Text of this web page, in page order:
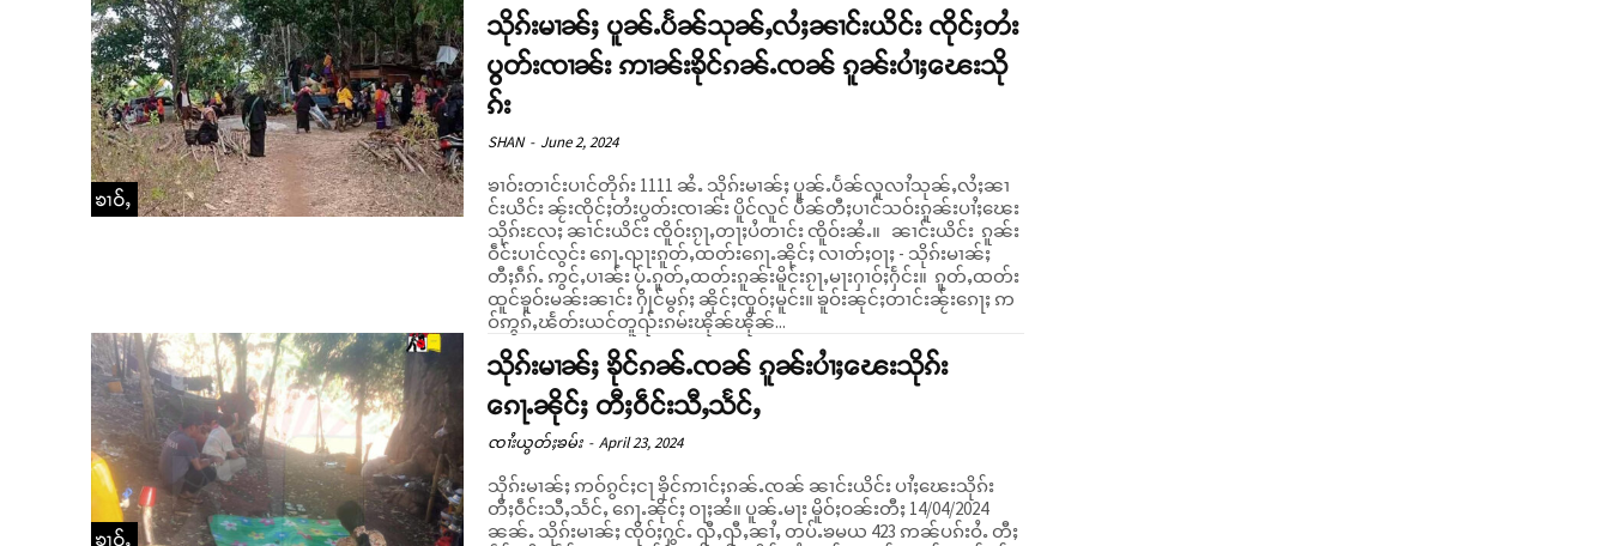
ၶၢဝ်ႇ
သိုၵ်းမၢၼ်ႈ ပူၼ်ႉပႅၼ်သုၼ်ႇလႆႈၼၢင်းယိင်း ၸိုင်ႈတႆး
ပွတ်းၸၢၼ်း ဢၢၼ်းၶိုင်ၵၼ်ႉၸၼ် ၵူၼ်းပၢႆႈၽေးသို
ၵ်း
SHAN - June 2, 2024
ၶၢဝ်းတၢင်းပၢင်တိုၵ်း 1111 ၼႆႉ သိုၵ်းမၢၼ်ႈ ပူၼ်ႉပႅၼ်လူလၢႆသုၼ်ႇလႆႈၼၢ
င်းယိင်း ၼႂ်းၸိုင်ႈတႆးပွတ်းၸၢၼ်း ပိူင်လူင် ပဵၼ်တီႈပၢင်သဝ်းၵူၼ်းပၢႆႈၽေး
သိုၵ်းလႄႈ ၼၢင်းယိင်း ၸိူဝ်းၵႂႃႇတႃႈပႆတၢင်း ၸိူဝ်းၼႆႉ။ ၼၢင်းယိင်း ၵူၼ်း
ဝဵင်းပၢင်လွင်း ၵေႃႉၺႃးၵူတ်ႇထတ်းၵေႃႉၼိုင်ႈ လၢတ်ႈဝႃႈ - သိုၵ်းမၢၼ်ႈ
တီႈၵဵၵ်ႉ ဢွင်ႇပၢၼ်း ပႂ်ႉၵူတ်ႇထတ်းၵူၼ်းမိူင်းၵႂႃႇမႃးႁၢဝ်ႈႁႅင်း။ ၵူတ်ႇထတ်း
ထူင်ၶူဝ်းမၼ်းၼၢင်း ႁိုင်မွၵ်ႈ ၼိုင်ႈၸူဝ်ႈမူင်း။ ၶူဝ်းၼုင်ႈတၢင်းၼႂ်းၵေႃႈ ဢ
ဝ်ဢွၵ်ႇၽႅတ်းယင်တူၺ်းၵမ်းၽိုၼ်ၽိုၼ်...
ၶၢဝ်ႇ
သိုၵ်းမၢၼ်ႈ ၶိုင်ၵၼ်ႉၸၼ် ၵူၼ်းပၢႆႈၽေးသိုၵ်း
ၵေႃႉၼိုင်ႈ တီႈဝဵင်းသီႇသႅင်ႇ
ၸၢႆးယွတ်ႈၶမ်း - April 23, 2024
သိုၵ်းမၢၼ်ႈ ဢဝ်ၵွင်ႈငႃ ၶိုင်ဢၢင်ႈၵၼ်ႉၸၼ် ၼၢင်းယိင်း ပၢႆႈၽေးသိုၵ်း
တီႈဝဵင်းသီႇသႅင်ႇ ၵေႃႉၼိုင်ႈ ဝႃႈၼႆ။ ပူၼ်ႉမႃး မိူဝ်ႈဝၼ်းတီႈ 14/04/2024
ၼၼ်ႉ သိုၵ်းမၢၼ်ႈ ၸိုဝ်ႈႁွင်ႉ ၺီႇၺီႇၼၢႆႇ တပ်ႉၶမယ 423 ဢၼ်ပၵ်းဝႆႉ တီႈ